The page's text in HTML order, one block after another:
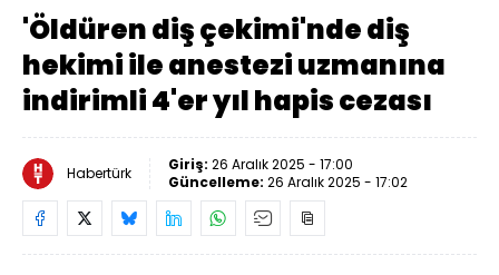
'Öldüren diş çekimi'nde diş
hekimi ile anestezi uzmanına
indirimli 4'er yıl hapis cezası
Habertürk Giriş: 26 Aralık 2025 - 17:00
Güncelleme: 26 Aralık 2025 - 17:02